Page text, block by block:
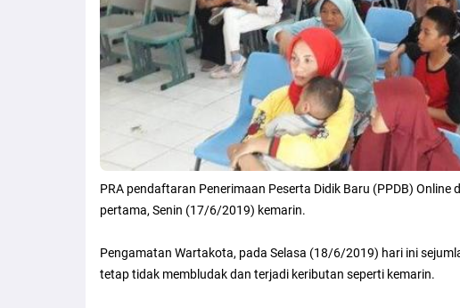
PRA pendaftaran Penerimaan Peserta Didik Baru (PPDB)
pertama, Senin (17/6/2019) kemarin.
Pengamatan Wartakota, pada Selasa (18/6/2019) hari ini
tetap tidak membludak dan terjadi keributan seperti kemarin.